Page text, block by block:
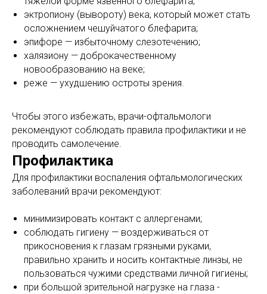
эктропиону (вывороту) века, который может стать
осложнением чешуйчатого блефарита;
эпифоре — избыточному слезотечению;
халязиону — доброкачественному
новообразованию на веке;
реже — ухудшению остроты зрения.
Чтобы этого избежать, врачи-офтальмологи
рекомендуют соблюдать правила профилактики и не
проводить самолечение.
Профилактика
Для профилактики воспаления офтальмологических
заболеваний врачи рекомендуют:
минимизировать контакт с аллергенами;
соблюдать гигиену — воздерживаться от
прикосновения к глазам грязными руками,
правильно хранить и носить контактные линзы, не
пользоваться чужими средствами личной гигиены;
при большой зрительной нагрузке на глаза -